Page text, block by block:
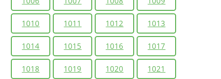
1010 1011 1012 1013
1014 1015 1016 1017
1018 1019 1020 1021